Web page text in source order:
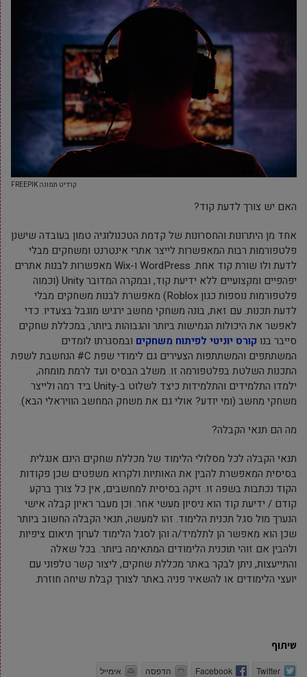
קרדיט תמונה FREEPIK
האם יש צורך לדעת קוד?
אחד מן היתרונות והחסרונות של קדמת הטכנולוגיה טמון בעובדה שישנן
פלטפורמות רבות המאפשרות לייצר אתרי אינטרנט ומשחקים מבלי
לדעת ולו שורת קוד אחת. WordPress ו-Wix מאפשרות לבנות אתרים
יפהפיים ומקצועיים ללא ידיעת קוד, ובמקרה המדובר Unity (וכמוה
פלטפורמות נוספות כגון Roblox) מאפשרת לבנות משחקים מבלי
לדעת תכנות. עם זאת, בונה משחקי מחשב ירגיש מוגבל בצעדיו. כדי
לאפשר את היכולות הגמישות ביותר והגבוהות ביותר, במכללת שחקים
סייבר בנוקורס יוניטי לפיתוח משחקים ובמסגרתו לומדים
המשתתפים והמשתתפות הצעירים גם לימודי שפת C# הנחשבת לשפת
התכנות השלטת בפלטפורמה זו. משלב הבסיס ועד לרמת מומחה,
ילמדו התלמידים והתלמידות כיצד לשלוט ב-Unity ביד רמה ולייצר
משחקי מחשב (ומי יודע? אולי גם את משחק המחשב הוויראלי הבא).
מה הם תנאי הקבלה?
תנאי הקבלה לכל מסלולי הלימוד של מכללת שחקים הינם אנגלית
בסיסית המאפשרת להבין את האותיות ולקרוא משפטים שכן פקודות
הקוד נכתבות בשפה זו. זיקה בסיסית למחשבים, אין כל צורך ברקע
קודם / ידיעת קוד הוא ניסיון מעשי אחר. וכן מעבר ראיון קבלה אישי
הנערך מול סגל תכנית הלימוד. זהו למעשה, תנאי הקבלה החשוב ביותר
שכן הוא מאפשר הן לתלמיד/ה והן לסגל הלימוד לערוך תיאום ציפיות
ולהבין אם זוהי תוכנית הלימודים המתאימה ביותר. בכל שאלה
והתייעצות, ניתן לבקר באתר מכללת שחקים, ליצור קשר טלפוני עם
יועצי הלימודים או להשאיר פניה באתר לצורך קבלת שיחה חוזרת.
שיתוף
Twitter
Facebook הדפסה אימייל